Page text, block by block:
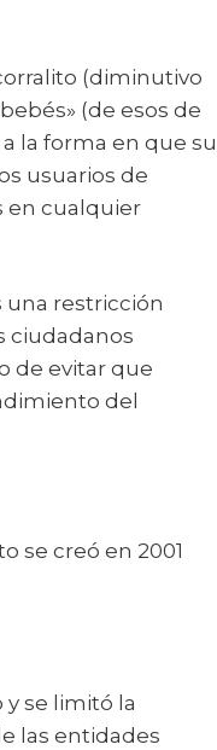
(diminutivo
(de esos de
la forma en que su
usuarios de
en cualquier
una restricción
ciudadanos
de evitar que
del
se creó en 2001
y se limitó la
las entidades